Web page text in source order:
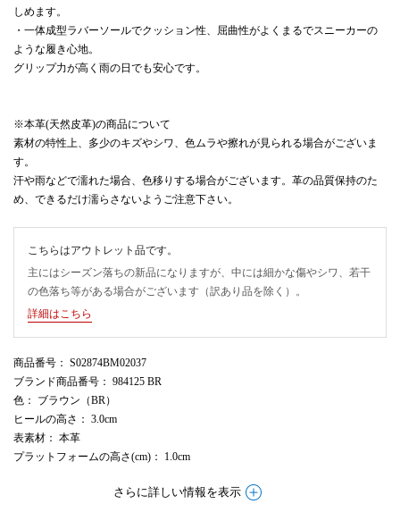
しめます。
・一体成型ラバーソールでクッション性、屈曲性がよくまるでスニーカーの
ような履き心地。
グリップ力が高く雨の日でも安心です。
※本革(天然皮革)の商品について
素材の特性上、多少のキズやシワ、色ムラや擦れが見られる場合がございま
す。
汗や雨などで濡れた場合、色移りする場合がございます。革の品質保持のた
め、できるだけ濡らさないようご注意下さい。
こちらはアウトレット品です。
主にはシーズン落ちの新品になりますが、中には細かな傷やシワ、若干
の色落ち等がある場合がございます（訳あり品を除く）。
詳細はこちら
商品番号 ： S02874BM02037
ブランド商品番号 ： 984125 BR
色 ： ブラウン（BR）
ヒールの高さ ： 3.0cm
表素材 ： 本革
プラットフォームの高さ(cm) ： 1.0cm
さらに詳しい情報を表示